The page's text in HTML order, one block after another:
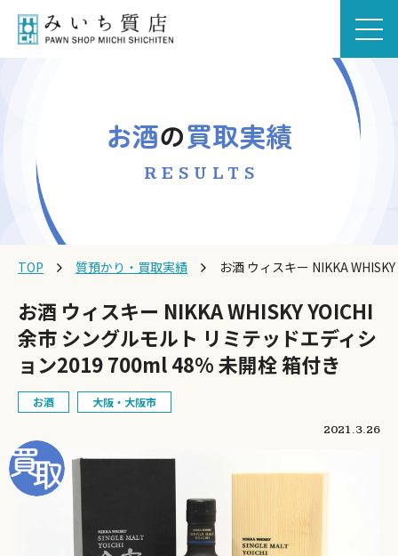
お酒の買取実績
RESULTS
TOP 質預かり・買取実績 お酒 ウィスキー NIKKA
お酒 ウィスキー NIKKA WHISKY YOICHI
余市 シングルモルト リミテッドエディシ
ョン2019 700ml 48% 未開栓 箱付き
お酒 大阪・大阪市
2021.3.26